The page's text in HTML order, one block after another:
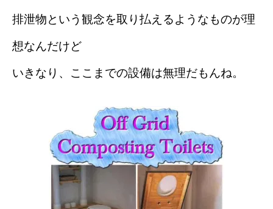
排泄物という観念を取り払えるようなものが理
想なんだけど
いきなり、ここまでの設備は無理だもんね。